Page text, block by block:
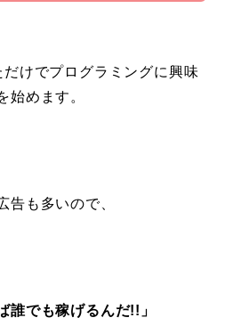
けでプログラミングに興味
始めます。
告も多いので、
誰でも稼げるんだ!!」